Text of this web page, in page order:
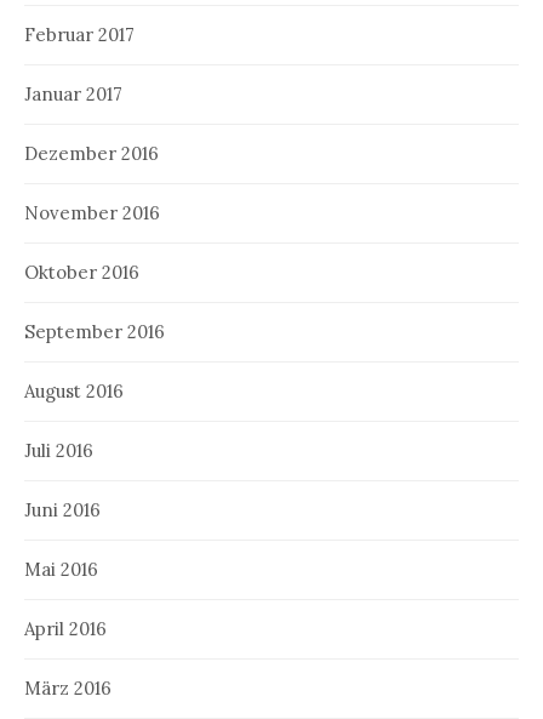
Februar 2017
Januar 2017
Dezember 2016
November 2016
Oktober 2016
September 2016
August 2016
Juli 2016
Juni 2016
Mai 2016
April 2016
März 2016